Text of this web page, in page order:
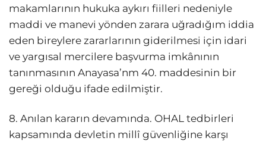
makamlarının hukuka aykırı fiilleri nedeniyle
maddi ve manevi yönden zarara uğradığım iddia
eden bireylere zararlarının giderilmesi için idari
ve yargısal mercilere başvurma imkânının
tanınmasının Anayasa’nm 40. maddesinin bir
gereği olduğu ifade edilmiştir.
8. Anılan kararın devamında. OHAL tedbirleri
kapsamında devletin millî güvenliğine karşı